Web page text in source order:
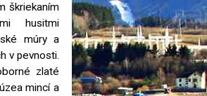
škriekaním
husitmi
múry a
v pevnosti.
zlaté
mincí a